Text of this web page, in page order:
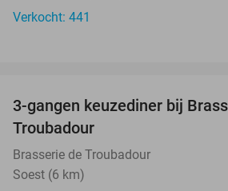
Verkocht: 441
3-gangen keuzediner bij
Troubadour
Brasserie de Troubadour
Soest (6 km)